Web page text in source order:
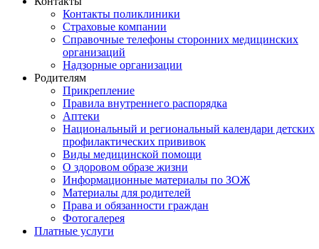
Контакты поликлиники
Страховые компании
Справочные телефоны сторонних медицинских
организаций
Надзорные организации
Родителям
Прикрепление
Правила внутреннего распорядка
Аптеки
Национальный и региональный календари детских
профилактических прививок
Виды медицинской помощи
О здоровом образе жизни
Информационные материалы по ЗОЖ
Материалы для родителей
Права и обязанности граждан
Фотогалерея
Платные услуги